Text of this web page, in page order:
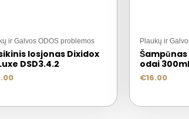
ir Galvos ODOS problemos
losjonas Dixidox
DSD3.4.2
Plaukų ir
odai
€16.00